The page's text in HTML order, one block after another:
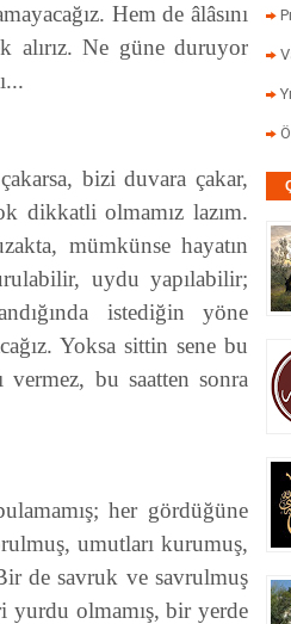
Hem de âlâsını
alırız. Ne güne duruyor
bizi duvara çakar,
dikkatli olmamız lazım.
mümkünse hayatın
uydu yapılabilir;
istediğin yöne
Yoksa sittin sene bu
bu saatten sonra
her gördüğüne
umutları kurumuş,
de savruk ve savrulmuş
yurdu olmamış, bir yerde